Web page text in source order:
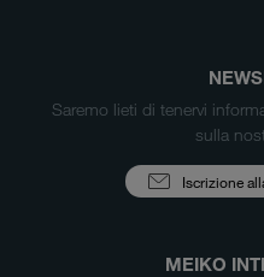
Saremo lieti di tenervi
sulla
Iscrizione
MEIKO